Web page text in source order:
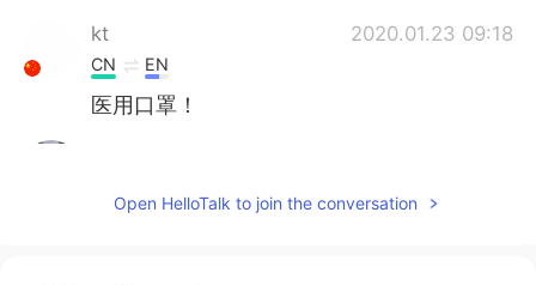
kt 2020.01.23 09:18
CN EN
医用口罩！
Open HelloTalk to join the conversation